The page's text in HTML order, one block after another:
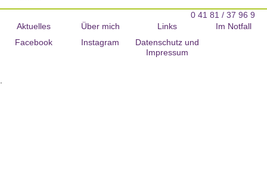
0 41 81 / 37 96 9
Aktuelles
Über mich Links
Im Notfall
Facebook
Instagram
Datenschutz und
Impressum